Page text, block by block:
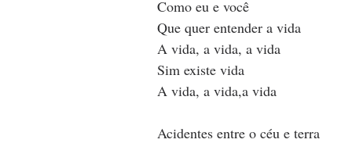
Como eu e você
Que quer entender a vida
A vida, a vida, a vida
Sim existe vida
A vida, a vida,a vida
Acidentes entre o céu e terra